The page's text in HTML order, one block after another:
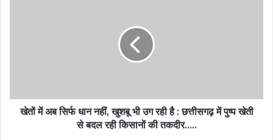
खेतों में अब सिर्फ धान नहीं, खुशबू भी उग रही है : छत्तीसगढ़ में पुष्प खेती
से बदल रही किसानों की तकदीर…..